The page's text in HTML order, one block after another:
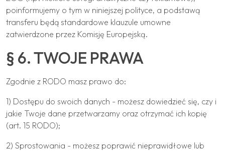
poinformujemy o tym w niniejszej polityce, a podstawą
transferu będą standardowe klauzule umowne
zatwierdzone przez Komisję Europejską.
§ 6. TWOJE PRAWA
Zgodnie z RODO masz prawo do:
1) Dostępu do swoich danych - możesz dowiedzieć się, czy i
jakie Twoje dane przetwarzamy oraz otrzymać ich kopię
(art. 15 RODO);
2) Sprostowania - możesz poprawić nieprawidłowe lub